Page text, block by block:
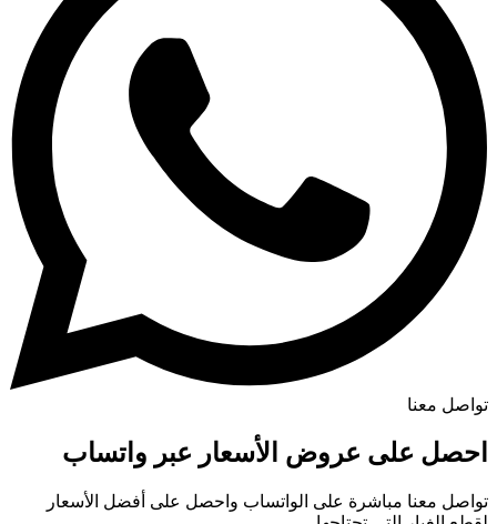
تواصل معنا
احصل على عروض الأسعار عبر واتساب
تواصل معنا مباشرة على الواتساب واحصل على أفضل الأسعار